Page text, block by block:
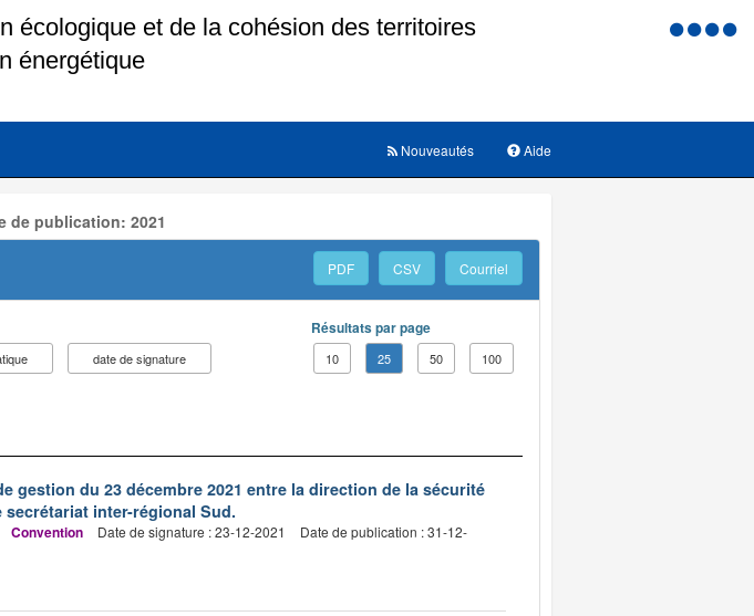
Menu
Aide
Nouveautés
de publication: 2021
PDF CSV Courriel
date de signature
Résultats par page
10 25 50 100
gestion du 23 décembre 2021 entre la direction de la sécurité
secrétariat inter-régional Sud.
Convention Date de signature : 23-12-2021
Date de publication : 31-12-